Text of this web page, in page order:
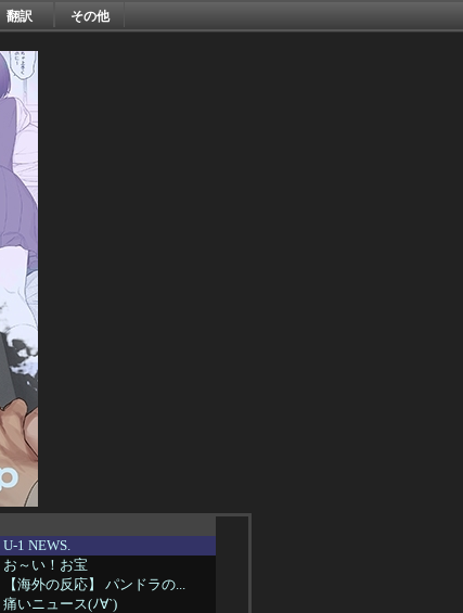
翻訳 その他
U-1 NEWS.
お～い！お宝
【海外の反応】 パンドラの...
痛いニュース(ﾉ∀`)